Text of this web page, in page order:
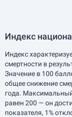
Индекс
Индекс
смертности в
Значение в 100
общее снижение
года.
равен 200 — он
показателя, 1%